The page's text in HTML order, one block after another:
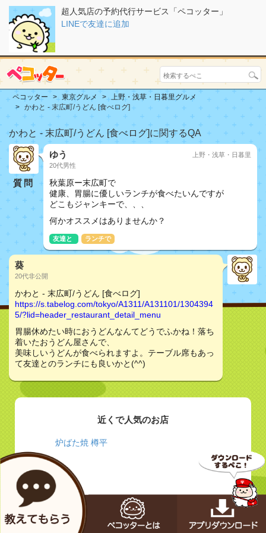
超人気店の予約代行サービス「ペコッター」
LINEで友達に追加
ペコッター 東京グルメ
上野・浅草・日暮里グルメ
かわと - 末広町/うどん [食べログ]
かわと - 末広町/うどん [食べログ]に関するQA
質問
ゆう
20代男性
上野・浅草・日暮里
秋葉原ー末広町で
健康、胃腸に優しいランチが食べたいんですが
どこもジャンキーで、、、
何かオススメはありませんか？
友達と ランチで
葵
20代非公開
かわと - 末広町/うどん [食べログ]
https://s.tabelog.com/tokyo/A1311/A131101/1304394
5/?lid=header_restaurant_detail_menu
胃腸休めたい時におうどんなんてどうでふかね！落ち
着いたおうどん屋さんで、
美味しいうどんが食べられますよ。テーブル席もあっ
て友達とのランチにも良いかと(^^)
近くで人気のお店
炉ばた焼 樽平
大統領